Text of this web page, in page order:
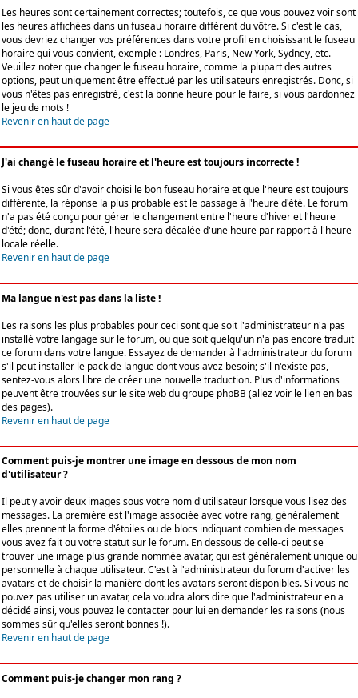
Les heures sont certainement correctes; toutefois, ce que vous pouvez voir sont
les heures affichées dans un fuseau horaire différent du vôtre. Si c'est le cas,
vous devriez changer vos préférences dans votre profil en choisissant le fuseau
horaire qui vous convient, exemple : Londres, Paris, New York, Sydney, etc.
Veuillez noter que changer le fuseau horaire, comme la plupart des autres
options, peut uniquement être effectué par les utilisateurs enregistrés. Donc, si
vous n'êtes pas enregistré, c'est la bonne heure pour le faire, si vous pardonnez
le jeu de mots !
Revenir en haut de page
J'ai changé le fuseau horaire et l'heure est toujours incorrecte !
Si vous êtes sûr d'avoir choisi le bon fuseau horaire et que l'heure est toujours
différente, la réponse la plus probable est le passage à l'heure d'été. Le forum
n'a pas été conçu pour gérer le changement entre l'heure d'hiver et l'heure
d'été; donc, durant l'été, l'heure sera décalée d'une heure par rapport à l'heure
locale réelle.
Revenir en haut de page
Ma langue n'est pas dans la liste !
Les raisons les plus probables pour ceci sont que soit l'administrateur n'a pas
installé votre langage sur le forum, ou que soit quelqu'un n'a pas encore traduit
ce forum dans votre langue. Essayez de demander à l'administrateur du forum
s'il peut installer le pack de langue dont vous avez besoin; s'il n'existe pas,
sentez-vous alors libre de créer une nouvelle traduction. Plus d'informations
peuvent être trouvées sur le site web du groupe phpBB (allez voir le lien en bas
des pages).
Revenir en haut de page
Comment puis-je montrer une image en dessous de mon nom
d'utilisateur ?
Il peut y avoir deux images sous votre nom d'utilisateur lorsque vous lisez des
messages. La première est l'image associée avec votre rang, généralement
elles prennent la forme d'étoiles ou de blocs indiquant combien de messages
vous avez fait ou votre statut sur le forum. En dessous de celle-ci peut se
trouver une image plus grande nommée avatar, qui est généralement unique ou
personnelle à chaque utilisateur. C'est à l'administrateur du forum d'activer les
avatars et de choisir la manière dont les avatars seront disponibles. Si vous ne
pouvez pas utiliser un avatar, cela voudra alors dire que l'administrateur en a
décidé ainsi, vous pouvez le contacter pour lui en demander les raisons (nous
sommes sûr qu'elles seront bonnes !).
Revenir en haut de page
Comment puis-je changer mon rang ?